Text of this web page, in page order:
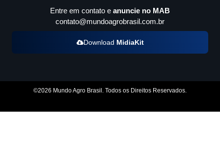
Entre em contato e anuncie no MAB
contato@mundoagrobrasil.com.br
Download MidiaKit
©2026 Mundo Agro Brasil. Todos os Direitos Reservados.